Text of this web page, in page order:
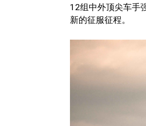
12组中外顶尖车手
新的征服征程。